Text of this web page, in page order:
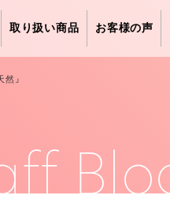
取り扱い商品 お客様の声
然』